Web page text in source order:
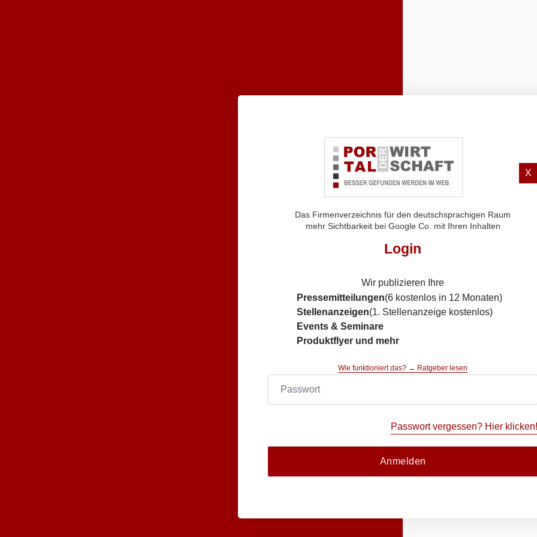
X
Das Firmenverzeichnis für den deutschsprachigen Raum
mehr Sichtbarkeit bei Google Co. mit Ihren Inhalten
Login
Wir publizieren Ihre
Pressemitteilungen(6 kostenlos in 12 Monaten)
Stellenanzeigen(1. Stellenanzeige kostenlos)
Events & Seminare
Produktflyer und mehr
Wie funktioniert das? → Ratgeber lesen
Passwort vergessen? Hier klicken!
Anmelden